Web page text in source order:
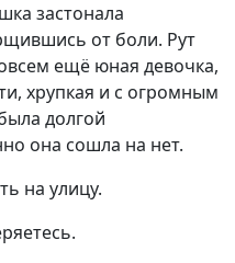
застонала
от боли. Рут
ещё юная девочка,
хрупкая и с огромным
долгой
она сошла на нет.
на улицу.